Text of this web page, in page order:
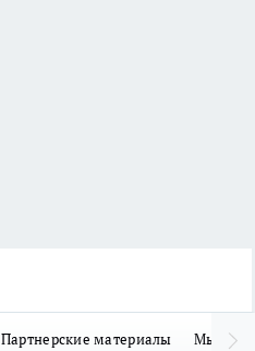
Партнерские материалы Мы в